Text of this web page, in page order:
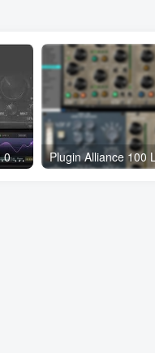
Sync Audio MegaMod v1.0.0 WiN Rev2-itUsed WiN